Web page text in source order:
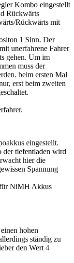
Kombo eingestellt
Rückwärts
Rückwärts mit
1 Sinn. Der
unerfahrene Fahrer
gehen. Um im
muss der
beim ersten Mal
erst beim zweiten
eingestellt.
der tiefentladen wird
hier die
Spannung
für NiMH Akkus
hohen
ständig zu
den Wert 4